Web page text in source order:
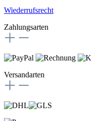
Wiederrufsrecht
Zahlungsarten
Versandarten